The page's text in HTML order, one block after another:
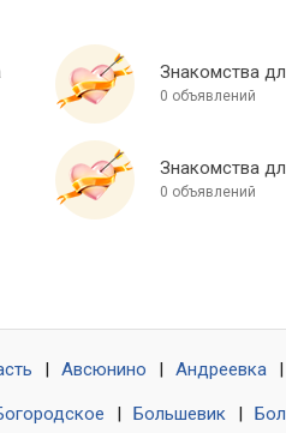
0 объявлений
Знакомства
0 объявлений
Авсюнино Андреевка
Большевик